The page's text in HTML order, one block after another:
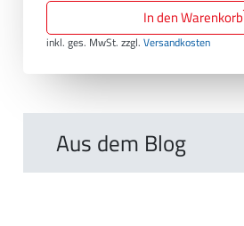
In den Warenkorb
inkl. ges. MwSt. zzgl.Versandkosten
Aus dem Blog